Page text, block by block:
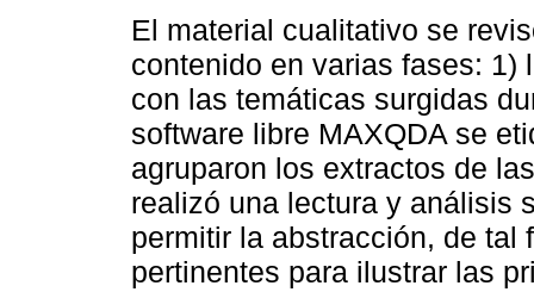
El material cualitativo se
contenido en varias fases: 1)
con las temáticas surgidas
software libre MAXQDA se
agruparon los extractos de
realizó una lectura y análisis
permitir la abstracción, de tal
pertinentes para ilustrar las